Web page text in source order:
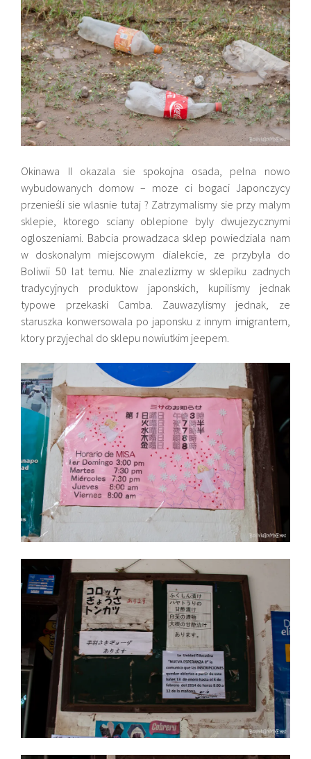
Okinawa II okazala sie spokojna osada, pelna nowo
wybudowanych domow – moze ci bogaci Japonczycy
przenieśli sie wlasnie tutaj ? Zatrzymalismy sie przy malym
sklepie, ktorego sciany oblepione byly dwujezycznymi
ogloszeniami. Babcia prowadzaca sklep powiedziala nam
w doskonalym miejscowym dialekcie, ze przybyla do
Boliwii 50 lat temu. Nie znalezlizmy w sklepiku zadnych
tradycyjnych produktow japonskich, kupilismy jednak
typowe przekaski Camba. Zauwazylismy jednak, ze
staruszka konwersowala po japonsku z innym imigrantem,
ktory przyjechal do sklepu nowiutkim jeepem.